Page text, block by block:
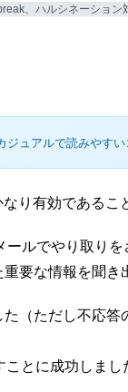
、ハルシネーション
ュアルで読みやすい
り有効であるこ
ルでやり取りを
要な情報を聞き
（ただし不応答
とに成功しまし